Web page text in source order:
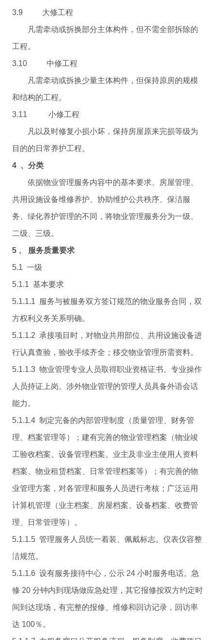
3.9 大修工程
凡需牵动或拆换部分主体构件，但不需全部拆除的
工程。
3.10 中修工程
凡需牵动或拆换少量主体构件，但保持原房的规模
和结构的工程。
3.11 小修工程
凡以及时修复小损小坏，保持房屋原来完损等级为
目的的日常养护工程。
4 、分类
依据物业管理服务内容中的基本要求、房屋管理、
共用设施设备维修养护、协助维护公共秩序、保洁服
务、绿化养护管理的不同，将物业管理服务分为一级、
二级、三级。
5 、 服务质量要求
5.1 一级
5.1.1 基本要求
5.1.1.1 服务与被服务双方签订规范的物业服务合同，双
方权利义务关系明确。
5.1.1.2 承接项目时，对物业共用部位、共用设施设备进
行认真查验，验收手续齐全；移交物业管理所需资料。
5.1.1.3 物业管理专业人员取得职业资格证书、专业操作
人员持证上岗。涉外物业管理的管理人员具备外语会话
能力。
5.1.1.4 制定完备的内部管理制度（质量管理、财务管
理、档案管理等）；建有完善的物业管理档案（物业竣
工验收档案、设备管理档案、业主及非业主使用人资料
档案、物业租赁档案、日常管理档案等）；有完善的物
业管理方案，对各管理和服务人员进行考核；广泛运用
计算机管理（业主档案、房屋档案、设备档案、收费管
理、日常管理等）。
5.1.1.5 管理服务人员统一着装、佩戴标志。仪表仪容整
洁规范。
5.1.1.6 设有服务接待中心，公示 24 小时服务电话。急
修 20 分钟内到现场做应急处理，其它报修按双方约定时
间到达现场，有完整的报修、维修和回访记录，回访率
达 100％。